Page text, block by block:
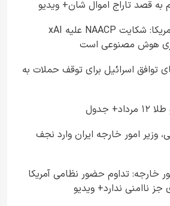
قصد تاراج اموال شان+ ویدیو
وزارت دادگستری آمریکا: شکایت NAACP علیه xAI
هوش مصنوعی است
توافق اسرائیل برای توقف حملات به
جدول
وزیر امور خارجه ایران وارد نجف
خارجه: تداوم حضور نظامی آمریکا
ناامنی ندارد+ ویدیو